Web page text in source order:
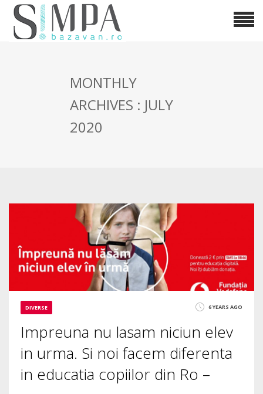
MONTHLY
ARCHIVES : JULY
2020
DIVERSE 6 YEARS AGO
Impreuna nu lasam niciun elev
in urma. Si noi facem diferenta
in educatia copiilor din Ro –